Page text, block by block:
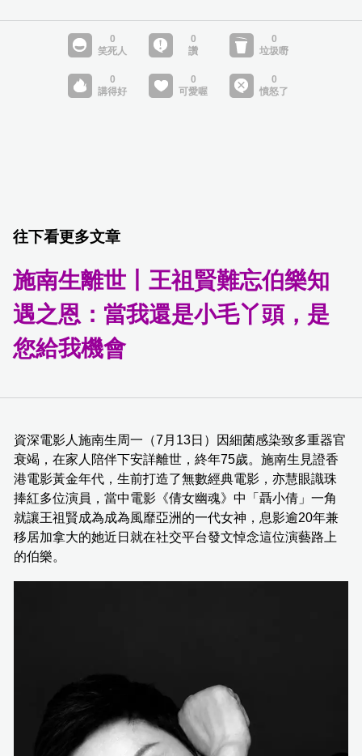
往下看更多文章
施南生離世丨王祖賢難忘伯樂知
遇之恩：當我還是小毛丫頭，是
您給我機會
資深電影人施南生周一（7月13日）因細菌感染致多重器官
衰竭，在家人陪伴下安詳離世，終年75歲。施南生見證香
港電影黃金年代，生前打造了無數經典電影，亦慧眼識珠
捧紅多位演員，當中電影《倩女幽魂》中「聶小倩」一角
就讓王祖賢成為成為風靡亞洲的一代女神，息影逾20年兼
移居加拿大的她近日就在社交平台發文悼念這位演藝路上
的伯樂。